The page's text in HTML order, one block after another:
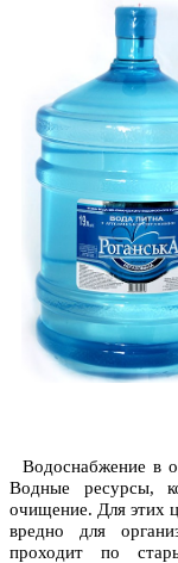
Водоснабжение в
Водные ресурсы,
очищение. Для этих
вредно для
проходит по